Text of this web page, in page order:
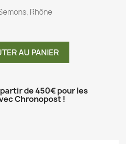
Rhône
AU PANIER
de 450€ pour les
Chronopost !